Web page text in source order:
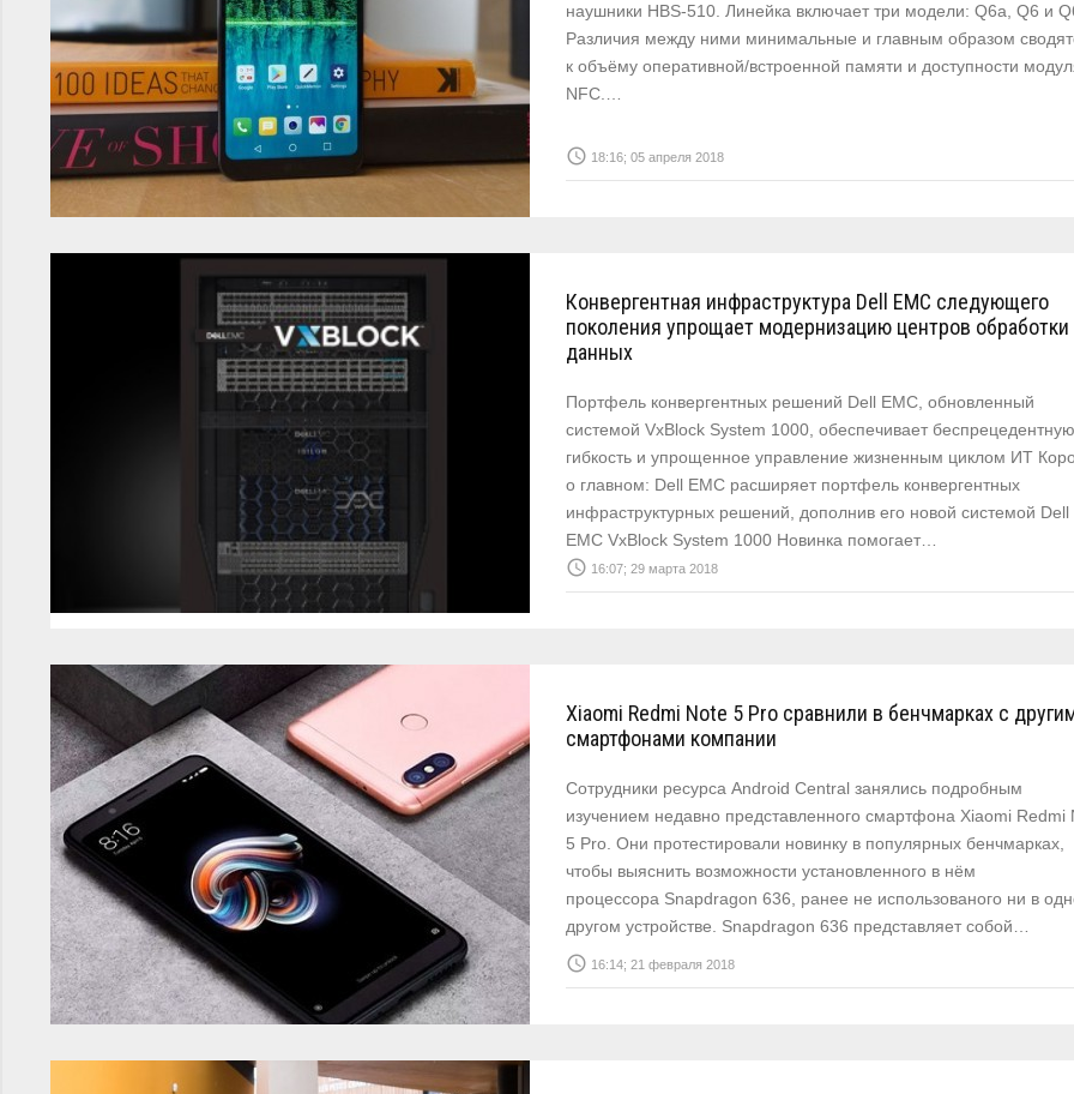
наушники HBS-510. Линейка включает три модели: Q6a, Q6 и
Различия между ними минимальные и главным образом
к объёму оперативной/встроенной памяти и доступности
NFC.…
access_time 18:16; 05 апреля 2018
Конвергентная инфраструктура Dell EMC следующего
поколения упрощает модернизацию центров обработки
данных
Портфель конвергентных решений Dell EMC, обновленный
системой VxBlock System 1000, обеспечивает беспрецедентную
гибкость и упрощенное управление жизненным циклом ИТ
о главном: Dell EMC расширяет портфель конвергентных
инфраструктурных решений, дополнив его новой системой Dell
EMC VxBlock System 1000 Новинка помогает…
access_time 16:07; 29 марта 2018
Xiaomi Redmi Note 5 Pro сравнили в бенчмарках с
смартфонами компании
Сотрудники ресурса Android Central занялись подробным
изучением недавно представленного смартфона Xiaomi Redmi
5 Pro. Они протестировали новинку в популярных бенчмарках,
чтобы выяснить возможности установленного в нём
процессора Snapdragon 636, ранее не использованого ни в
другом устройстве. Snapdragon 636 представляет собой…
access_time 16:14; 21 февраля 2018